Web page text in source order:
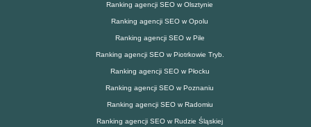
Ranking agencji SEO w Olsztynie
Ranking agencji SEO w Opolu
Ranking agencji SEO w Pile
Ranking agencji SEO w Piotrkowie Tryb.
Ranking agencji SEO w Płocku
Ranking agencji SEO w Poznaniu
Ranking agencji SEO w Radomiu
Ranking agencji SEO w Rudzie Śląskiej